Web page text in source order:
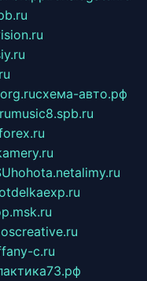
схема-авто.рф
music8.spb.ru
hohota.netalimy.ru
c.ru